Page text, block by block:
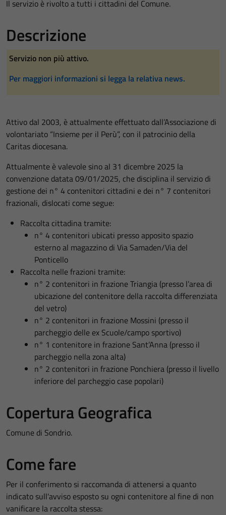
Il servizio è rivolto a tutti i cittadini del Comune.
Descrizione
Servizio non più attivo.
Per maggiori informazioni si legga la relativa news.
Attivo dal 2003, è attualmente effettuato dall’Associazione di
volontariato “Insieme per il Perù”, con il patrocinio della
Caritas diocesana.
Attualmente è valevole sino al 31 dicembre 2025 la
convenzione datata 09/01/2025, che disciplina il servizio di
gestione dei n° 4 contenitori cittadini e dei n° 7 contenitori
frazionali, dislocati come segue:
Raccolta cittadina tramite:
n° 4 contenitori ubicati presso apposito spazio
esterno al magazzino di Via Samaden/Via del
Ponticello
Raccolta nelle frazioni tramite:
n° 2 contenitori in frazione Triangia (presso l’area di
ubicazione del contenitore della raccolta differenziata
del vetro)
n° 2 contenitori in frazione Mossini (presso il
parcheggio delle ex Scuole/campo sportivo)
n° 1 contenitore in frazione Sant’Anna (presso il
parcheggio nella zona alta)
n° 2 contenitori in frazione Ponchiera (presso il livello
inferiore del parcheggio case popolari)
Copertura Geografica
Comune di Sondrio.
Come fare
Per il conferimento si raccomanda di attenersi a quanto
indicato sull'avviso esposto su ogni contenitore al fine di non
vanificare la raccolta stessa: